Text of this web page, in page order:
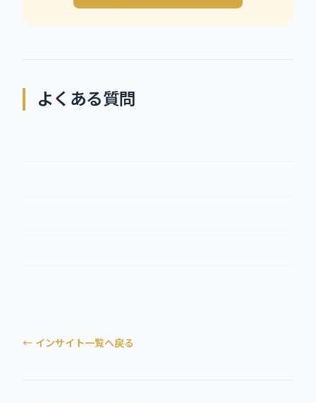
よくある質問
← インサイト一覧へ戻る